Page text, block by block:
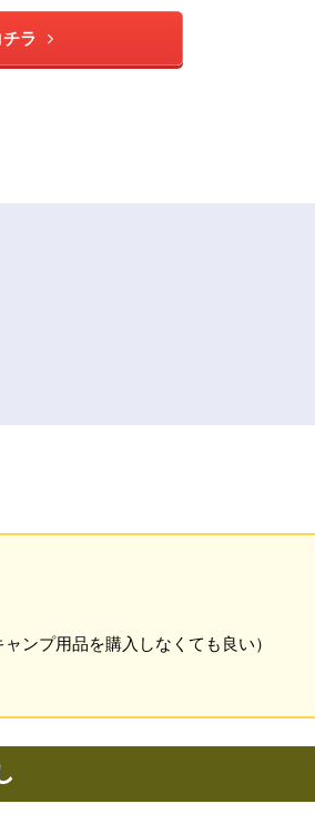
ラ
ンプ用品を購入しなくても良い）